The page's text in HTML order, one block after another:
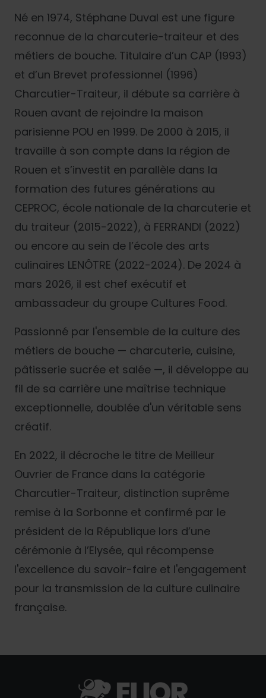
Né en 1974, Stéphane Duval est une figure
reconnue de la charcuterie-traiteur et des
métiers de bouche. Titulaire d’un CAP (1993)
et d’un Brevet professionnel (1996)
Charcutier-Traiteur, il débute sa carrière à
Rouen avant de rejoindre la maison
parisienne POU en 1999. De 2000 à 2015, il
travaille à son compte dans la région de
Rouen et s’investit en parallèle dans la
formation des futures générations au
CEPROC, école nationale de la charcuterie et
du traiteur (2015-2022), à FERRANDI (2022)
ou encore au sein de l’école des arts
culinaires LENÔTRE (2022-2024). De 2024 à
mars 2026, il est chef exécutif et
ambassadeur du groupe Cultures Food.
Passionné par l'ensemble de la culture des
métiers de bouche — charcuterie, cuisine,
pâtisserie sucrée et salée —, il développe au
fil de sa carrière une maîtrise technique
exceptionnelle, doublée d'un véritable sens
créatif.
En 2022, il décroche le titre de Meilleur
Ouvrier de France dans la catégorie
Charcutier-Traiteur, distinction suprême
remise à la Sorbonne et confirmé par le
président de la République lors d’une
cérémonie à l’Elysée, qui récompense
l'excellence du savoir-faire et l'engagement
pour la transmission de la culture culinaire
française.